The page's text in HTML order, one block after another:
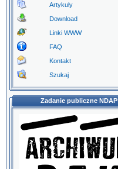
Artykuły
Download
Linki WWW
FAQ
Kontakt
Szukaj
Zadanie publiczne NDAP